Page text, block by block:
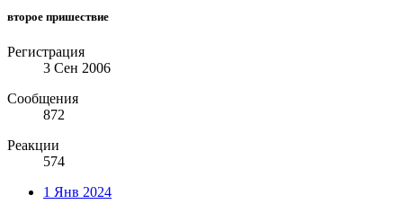
второе пришествие
Регистрация
3 Сен 2006
Сообщения
872
Реакции
574
1 Янв 2024